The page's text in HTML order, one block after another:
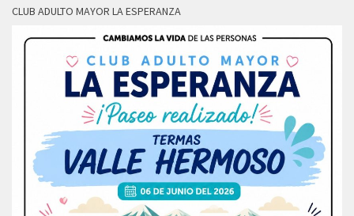
CLUB ADULTO MAYOR LA ESPERANZA